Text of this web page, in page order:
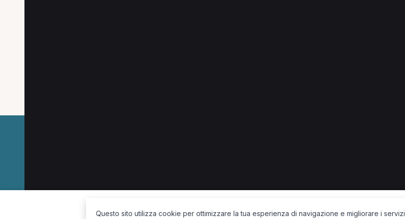
Questo sito utilizza cookie per ottimizzare la tua esperienza di navigazione e migliorare i servizi